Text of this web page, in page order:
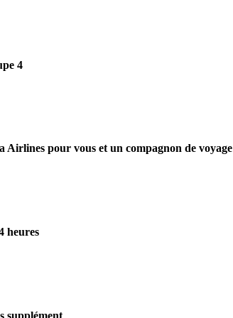
4
Airlines pour vous et un compagnon de voyage
heures
supplément